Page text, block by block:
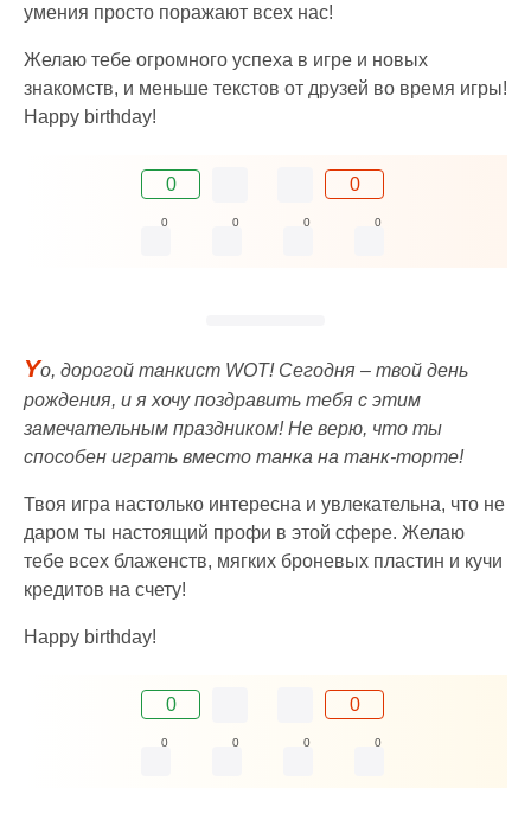
умения просто поражают всех нас!
Желаю тебе огромного успеха в игре и новых
знакомств, и меньше текстов от друзей во время игры!
Happy birthday!
0 0
0 0 0 0
Yo, дорогой танкист WOT! Сегодня – твой день
рождения, и я хочу поздравить тебя с этим
замечательным праздником! Не верю, что ты
способен играть вместо танка на танк-торте!
Твоя игра настолько интересна и увлекательна, что не
даром ты настоящий профи в этой сфере. Желаю
тебе всех блаженств, мягких броневых пластин и кучи
кредитов на счету!
Happy birthday!
0 0
0 0 0 0